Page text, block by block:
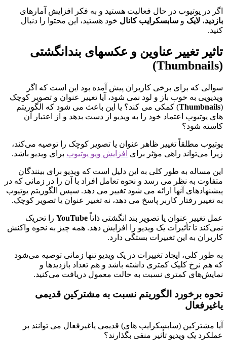
اگر در یوتیوب در حال فعالیت هستید و به فکر افزایش آمارهای
بازدید، لایک و سابسکرایب کانال خود هستید، این محتوا را دنبال
کنید.
تاثیر تغییر عناوین و عکسهای بندانگشتی
(Thumbnails)
سوالی که برای برخی کاربران پیش آمده بود این است که اگر
ویدیویی به خوب باز و لود نمی شود، آیا تغییر عنوان و تصویر کوچک
(
Thumbnails) کمکی می کند؟ یا این باعث می شود که الگوریتم
های یوتیوب اعتماد خود را به ویدیو از دست بدهد و از اعتبار آن
کاسته شود؟
یوتیوب مطلقاً تغییر ظاهر عنوان یا تصویر کوچک را توصیه می‌کند،
زیرا می‌تواند راهی مؤثر برای افزایش ویو یوتیوب برای ویدیو باشد.
این مساله به طور کلی به این دلیل است که ویدیو برای بینندگان
متفاوت به نظر می رسد و نحوه تعامل افراد با آن را در زمانی که در
پیشنهادهای آنها ارائه می شود تغییر می دهد. سپس الگوریتم یوتیوب
به تغییر رفتار کاربر پاسخ می دهد، نه تغییر عنوان یا تصویر کوچک.
عمل تغییر عنوان یا تصویر بند انگشتی ذاتاً YouTube را تحریک
نمی‌کند تا تأثیرات یک ویدیو را افزایش دهد. همه چیز به نحوه واکنش
کاربران به این تغییرات بستگی دارد.
به طور کلی، ایجاد تغییرات در یک ویدیو تنها زمانی توصیه می‌شود
که هم نرخ کلیک کمتری داشته باشد و هم تعداد بازدیدها و
نمایش‌های کمتری نسبت به حالت معمول دریافت می‌کنید.
نحوه برخورد الگوریتم نسبت به مشترکین قدیمی
یاغیرفعال
آیا مشترکین (سابسکرایب های) قدیمی یاغیرفعال می توانند بر
عملکرد یک ویدیو تأثیر منفی بگذارند؟